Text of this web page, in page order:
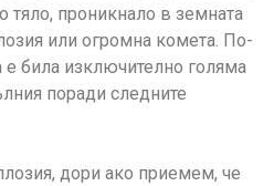
тяло, проникнало в земната
или огромна комета. По-
е била изключително голяма
поради следните
дори ако приемем, че